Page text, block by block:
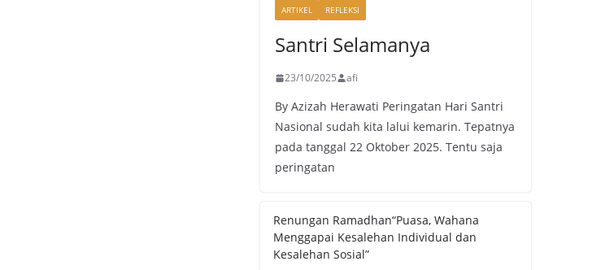
ARTIKEL REFLEKSI
Santri Selamanya
23/10/2025 afi
By Azizah Herawati Peringatan Hari Santri
Nasional sudah kita lalui kemarin. Tepatnya
pada tanggal 22 Oktober 2025. Tentu saja
peringatan
Renungan Ramadhan“Puasa, Wahana
Menggapai Kesalehan Individual dan
Kesalehan Sosial”